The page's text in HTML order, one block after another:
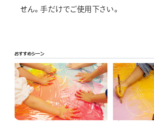
せん。手だけでご使用下さい。